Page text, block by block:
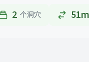
2 个洞穴 51m